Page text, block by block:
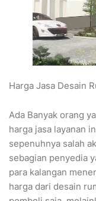
Harga Jasa Desain
Ada Banyak orang
harga jasa layanan
sepenuhnya salah
sebagian penyedia
para kalangan
harga dari desain